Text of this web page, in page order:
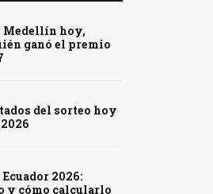
Medellín hoy,
ganó el premio
del sorteo hoy
2026:
y cómo calcularlo